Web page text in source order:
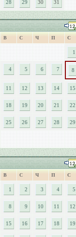
28 29 30 31
В С Ч П С
1
4 5 6 7 8
11 12 13 14 15
18 19 20 21 22
25 26 27 28 29
В С Ч П С
1 2 3 4 5
8 9 10 11 12
15 16 17 18 19